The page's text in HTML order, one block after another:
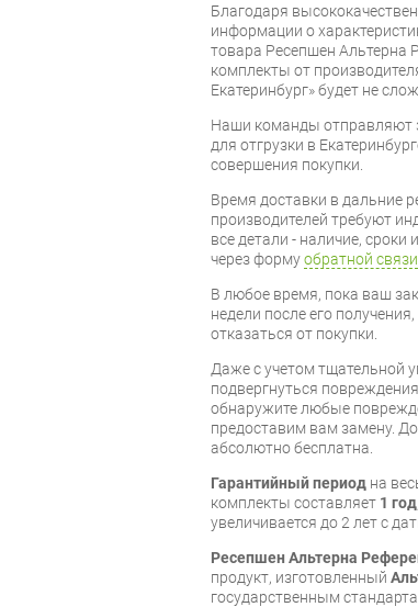
Благодаря
информации о
товара Ресепшен Альтерна
комплекты от
Екатеринбург» будет не
Наши команды отправляют
для отгрузки в
совершения покупки.
Время доставки в дальние
производителей требуют
все детали - наличие,
через формуобратной связи
В любое время, пока ваш
недели после его
отказаться от покупки.
Даже с учетом тщательной
подвергнуться
обнаружите любые
предоставим вам замену.
абсолютно бесплатна.
Гарантийный период на
комплекты составляет 1 год
увеличивается до 2 лет с
Ресепшен Альтерна
продукт, изготовленный
государственным